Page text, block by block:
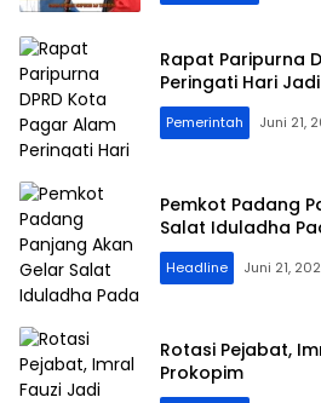
Rapat Paripurna
Peringati Hari
Pemerintah Juni 21,
Pemkot Padang
Salat Iduladha
Headline Juni 21,
Rotasi Pejabat,
Prokopim